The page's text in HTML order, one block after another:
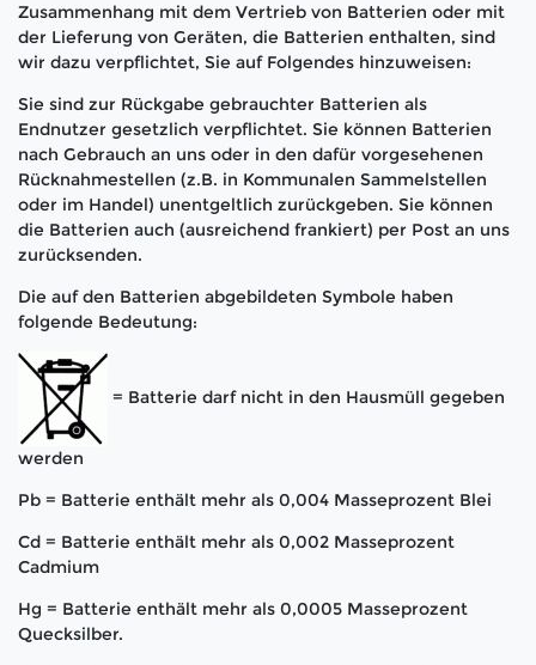
Zusammenhang mit dem Vertrieb von Batterien oder mit
der Lieferung von Geräten, die Batterien enthalten, sind
wir dazu verpflichtet, Sie auf Folgendes hinzuweisen:
Sie sind zur Rückgabe gebrauchter Batterien als
Endnutzer gesetzlich verpflichtet. Sie können Batterien
nach Gebrauch an uns oder in den dafür vorgesehenen
Rücknahmestellen (z.B. in Kommunalen Sammelstellen
oder im Handel) unentgeltlich zurückgeben. Sie können
die Batterien auch (ausreichend frankiert) per Post an uns
zurücksenden.
Die auf den Batterien abgebildeten Symbole haben
folgende Bedeutung:
= Batterie darf nicht in den Hausmüll gegeben
werden
Pb = Batterie enthält mehr als 0,004 Masseprozent Blei
Cd = Batterie enthält mehr als 0,002 Masseprozent
Cadmium
Hg = Batterie enthält mehr als 0,0005 Masseprozent
Quecksilber.